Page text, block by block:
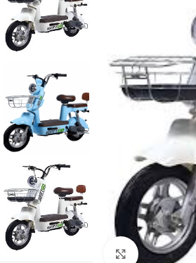
Click to enlarge